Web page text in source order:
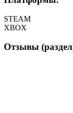
STEAM
XBOX
Отзывы